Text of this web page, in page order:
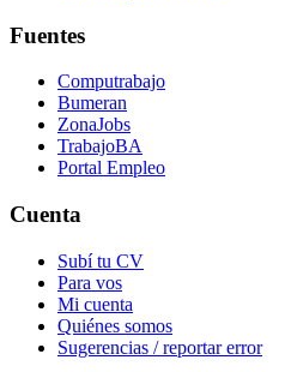
Fuentes
Computrabajo
Bumeran
ZonaJobs
TrabajoBA
Portal Empleo
Cuenta
Subí tu CV
Para vos
Mi cuenta
Quiénes somos
Sugerencias / reportar error